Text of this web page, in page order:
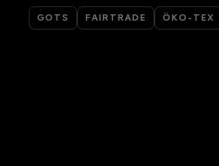
GOTS FAIRTRADE ÖKO-TEX